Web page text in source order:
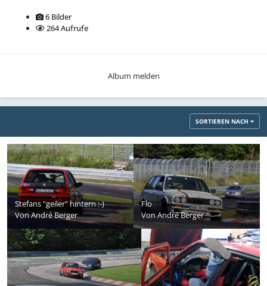
6 Bilder
264 Aufrufe
Album melden
SORTIEREN NACH
Stefans "geiler" hintern :-)
VonAndré Berger
Flo
VonAndré Berger